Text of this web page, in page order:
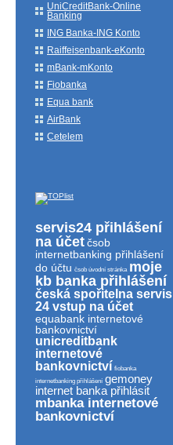
UniCreditBank-Online
Banking
ING Banka-ING Konto
Raiffeisenbank-eKonto
mBank-mKonto
Fiobanka
Equa bank
AirBank
Cetelem
servis24 přihlášení
na účetčsob
internetbanking přihlášení
do účtu čsob úvodní stránka moje
kb banka přihlášení
česká spořitelna servis
24 vstup na účet
equabank internetové
bankovnictví
unicreditbank
internetové
bankovnictví fiobanka
internetbanking přihlášení gemoney
internet banka přihlásit
mbanka internetové
bankovnictví